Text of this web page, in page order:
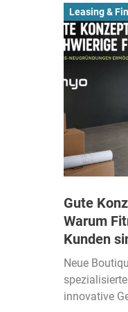
Leasing &
Gute
Warum
Kunden
Neue
innovative